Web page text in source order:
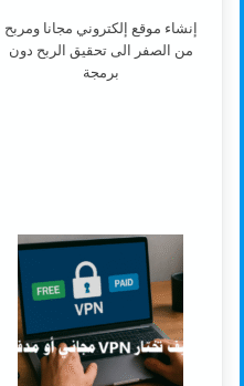
إنشاء موقع إلكتروني مجانا ومربح
من الصفر الى تحقيق الربح دون
برمجة